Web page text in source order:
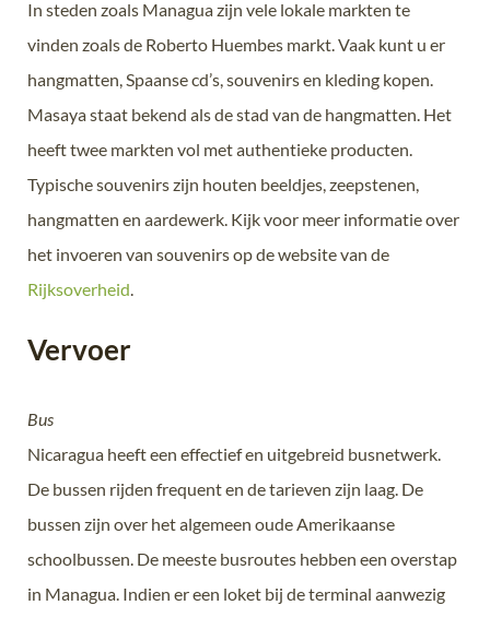
In steden zoals Managua zijn vele lokale markten te
vinden zoals de Roberto Huembes markt. Vaak kunt u er
hangmatten, Spaanse cd’s, souvenirs en kleding kopen.
Masaya staat bekend als de stad van de hangmatten. Het
heeft twee markten vol met authentieke producten.
Typische souvenirs zijn houten beeldjes, zeepstenen,
hangmatten en aardewerk. Kijk voor meer informatie over
het invoeren van souvenirs op de website van de
Rijksoverheid
Vervoer
Bus
Nicaragua heeft een effectief en uitgebreid busnetwerk.
De bussen rijden frequent en de tarieven zijn laag. De
bussen zijn over het algemeen oude Amerikaanse
schoolbussen. De meeste busroutes hebben een overstap
in Managua. Indien er een loket bij de terminal aanwezig